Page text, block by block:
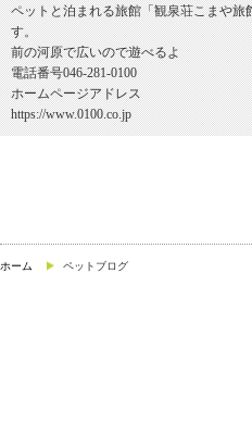
ペットと泊まれる旅館「観泉荘こまや旅
す。
前の河原で広いので遊べるよ
電話番号046-281-0100
ホームページアドレス
https://www.0100.co.jp
ホーム ペットブログ